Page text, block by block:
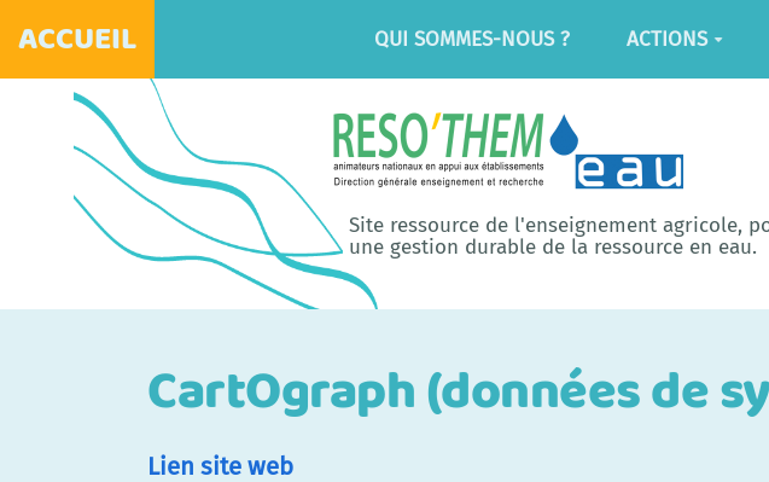
ACCUEIL QUI SOMMES-NOUS ? ACTIONS
Site ressource de l'enseignement agricole,
une gestion durable de la ressource en eau.
CartOgraph (données de
Lien site web